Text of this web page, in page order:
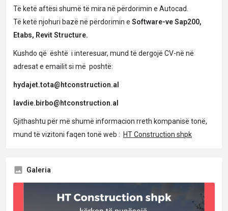
Të ketë aftësi shumë të mira në përdorimin e Autocad.
Të ketë njohuri bazë në përdorimin e Software-ve Sap200,
Etabs, Revit Structure.
Kushdo që është i interesuar, mund të dergojë CV-në në
adresat e emailit si më poshtë:
hydajet.tota@htconstruction.al
lavdie.birbo@htconstruction.al
Gjithashtu për më shumë informacion rreth kompanisë tonë,
mund të vizitoni faqen tonë web : HT Construction shpk
Galeria